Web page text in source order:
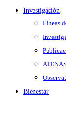
Investigación
Líneas
Bienestar